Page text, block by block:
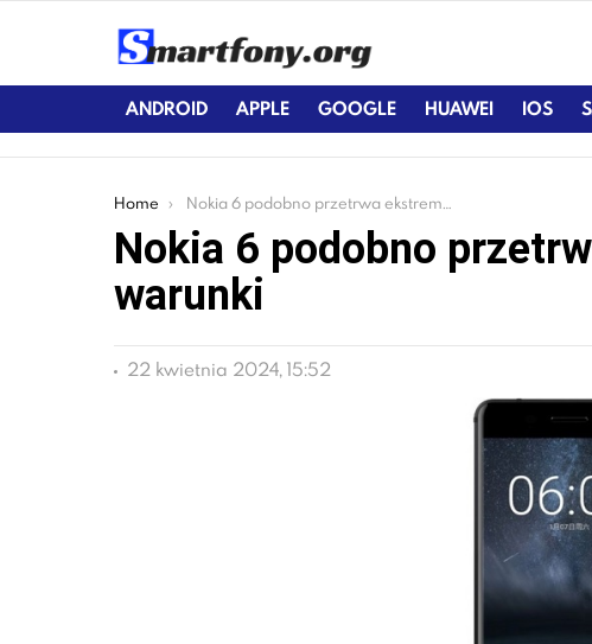
ANDROID APPLE GOOGLE HUAWEI IOS
You are here:
Home Nokia 6 podobno przetrwa ekstremalne warunki
Nokia 6 podobno
warunki
22 kwietnia 2024, 15:52